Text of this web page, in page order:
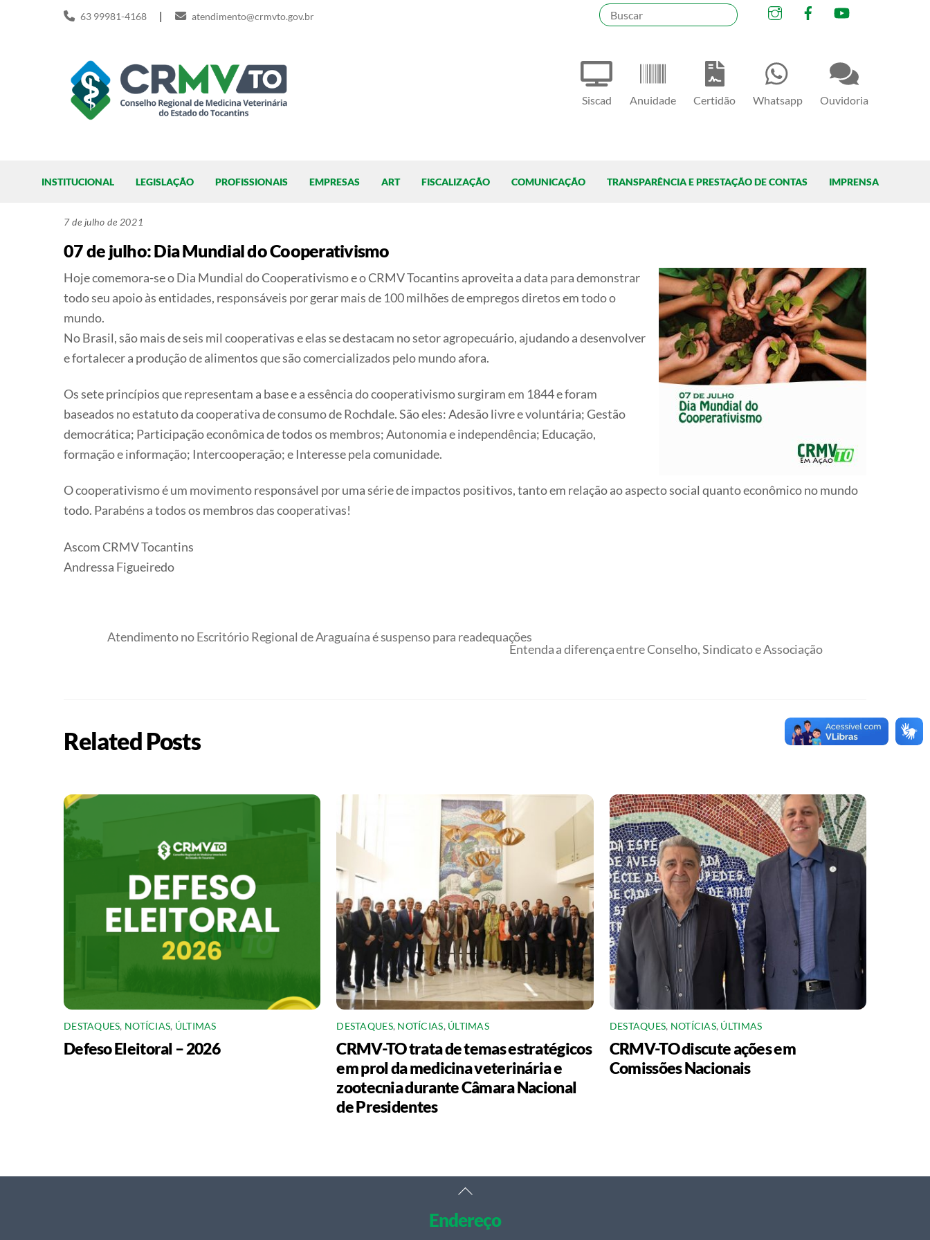
Siscad Anuidade Certidão Whatsapp Ouvidoria
InstagramFacebook
63 99981-4168 | atendimento@crmvto.gov.br
INSTITUCIONAL LEGISLAÇÃO PROFISSIONAIS EMPRESAS ART FISCALIZAÇÃO COMUNICAÇÃO TRANSPARÊNCIA E PRESTAÇÃO DE CONTAS IMPRENSA
7 de julho de 2021
07 de julho: Dia Mundial do Cooperativismo
Hoje comemora-se o Dia Mundial do Cooperativismo e o CRMV Tocantins aproveita a data para demonstrar
todo seu apoio às entidades, responsáveis por gerar mais de 100 milhões de empregos diretos em todo o
mundo.
No Brasil, são mais de seis mil cooperativas e elas se destacam no setor agropecuário, ajudando a desenvolver
e fortalecer a produção de alimentos que são comercializados pelo mundo afora.
Os sete princípios que representam a base e a essência do cooperativismo surgiram em 1844 e foram
baseados no estatuto da cooperativa de consumo de Rochdale. São eles: Adesão livre e voluntária; Gestão
democrática; Participação econômica de todos os membros; Autonomia e independência; Educação,
formação e informação; Intercooperação; e Interesse pela comunidade.
O cooperativismo é um movimento responsável por uma série de impactos positivos, tanto em relação ao aspecto social quanto econômico no mundo
todo. Parabéns a todos os membros das cooperativas!
Ascom CRMV Tocantins
Andressa Figueiredo
Atendimento no Escritório Regional de Araguaína é suspenso para readequações
Entenda a diferença entre Conselho, Sindicato e Associação
Related Posts
DESTAQUES, NOTÍCIAS, ÚLTIMAS
Defeso Eleitoral – 2026
DESTAQUES, NOTÍCIAS, ÚLTIMAS
CRMV-TO trata de temas estratégicos
em prol da medicina veterinária e
zootecnia durante Câmara Nacional
de Presidentes
DESTAQUES, NOTÍCIAS, ÚLTIMAS
CRMV-TO discute ações em
Comissões Nacionais
Back
Top
Endereço